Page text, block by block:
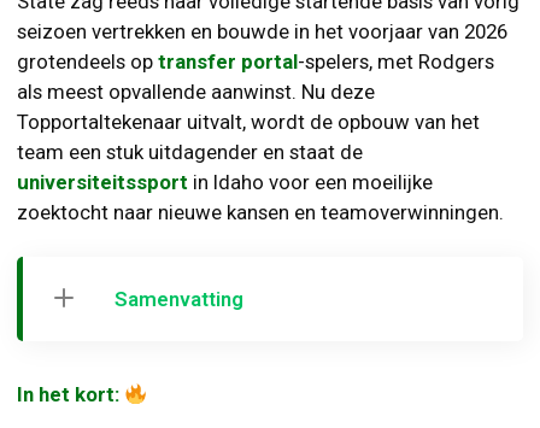
seizoen vertrekken en bouwde in het voorjaar van 2026
grotendeels op transfer portal-spelers, met Rodgers
als meest opvallende aanwinst. Nu deze
Topportaltekenaar uitvalt, wordt de opbouw van het
team een stuk uitdagender en staat de
universiteitssport in Idaho voor een moeilijke
zoektocht naar nieuwe kansen en teamoverwinningen.
Samenvatting
In het kort: